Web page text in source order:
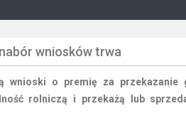
wniosków trwa
wnioski o premię za przekazanie
rolniczą i przekażą lub